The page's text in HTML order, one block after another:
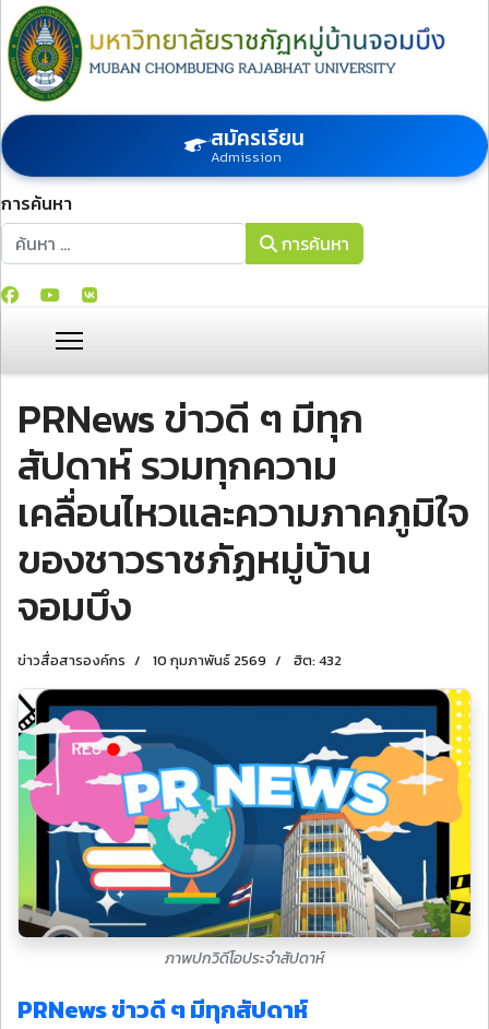
สมัครเรียน
Admission
การค้นหา
การค้นหา
การค้นหา
PRNews ข่าวดี ๆ มีทุก
สัปดาห์ รวมทุกความ
เคลื่อนไหวและความภาคภูมิใจ
ของชาวราชภัฏหมู่บ้าน
จอมบึง
ข่าวสื่อสารองค์กร 10 กุมภาพันธ์ 2569 ฮิต: 432
ภาพปกวิดีโอประจำสัปดาห์
PRNews ข่าวดี ๆ มีทุกสัปดาห์